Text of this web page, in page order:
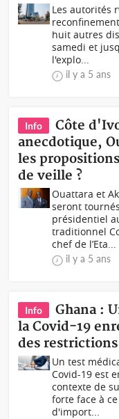
Les autorités
huit autres
samedi et
l'explo...
il y a 5 ans
Info
Côte
anecdotique,
les
de veille ?
Ouattara et
seront
présidentiel
traditionnel
chef de l’Eta...
il y a 5 ans
Info
Ghana :
la Covid-19
des restrictions
Un test
Covid-19 est
contexte de
forte face à
d'import...